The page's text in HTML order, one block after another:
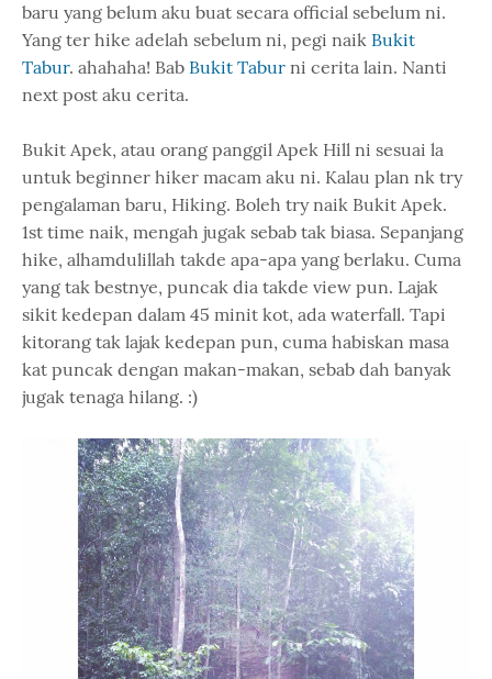
baru yang belum aku buat secara official sebelum ni.
Yang ter hike adelah sebelum ni, pegi naik Bukit
Tabur. ahahaha! Bab Bukit Tabur ni cerita lain. Nanti
next post aku cerita.
Bukit Apek, atau orang panggil Apek Hill ni sesuai la
untuk beginner hiker macam aku ni. Kalau plan nk try
pengalaman baru, Hiking. Boleh try naik Bukit Apek.
1st time naik, mengah jugak sebab tak biasa. Sepanjang
hike, alhamdulillah takde apa-apa yang berlaku. Cuma
yang tak bestnye, puncak dia takde view pun. Lajak
sikit kedepan dalam 45 minit kot, ada waterfall. Tapi
kitorang tak lajak kedepan pun, cuma habiskan masa
kat puncak dengan makan-makan, sebab dah banyak
jugak tenaga hilang. :)